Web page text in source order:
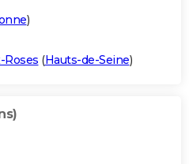
)
Roses (Hauts-de-Seine)